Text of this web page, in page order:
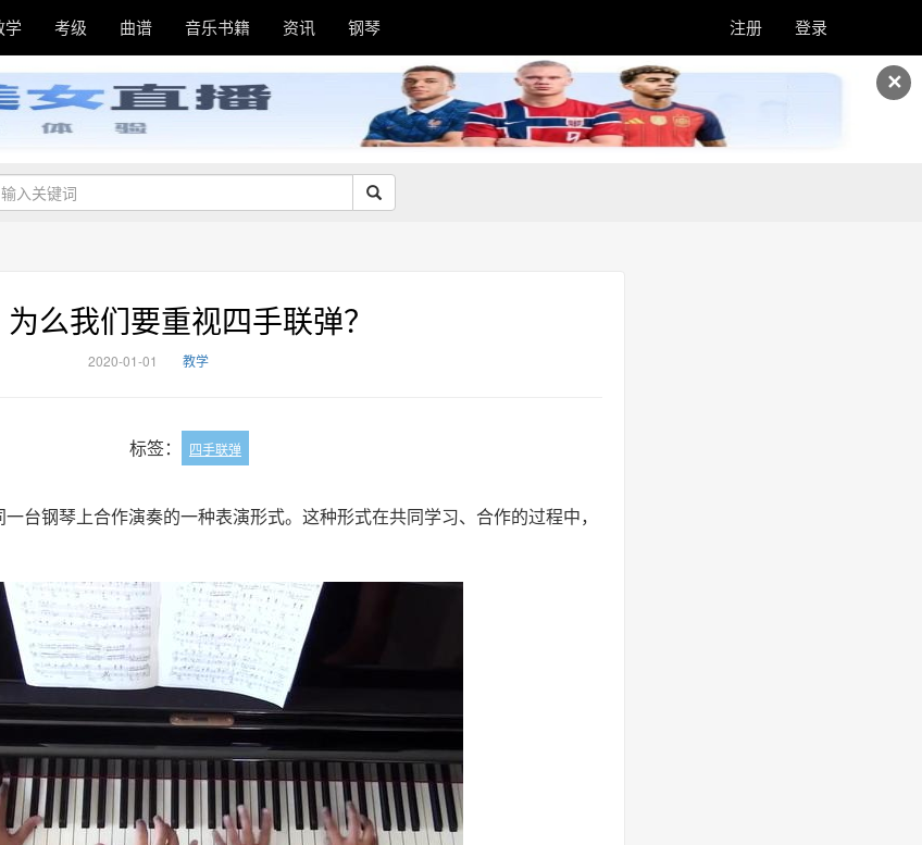
✕
学 考级 曲谱 音乐书籍 资讯 钢琴 注册 登录
为么我们要重视四手联弹？
2020-01-01 教学
标签： 四手联弹
台钢琴上合作演奏的一种表演形式。这种形式在共同学习、合作的过程中，